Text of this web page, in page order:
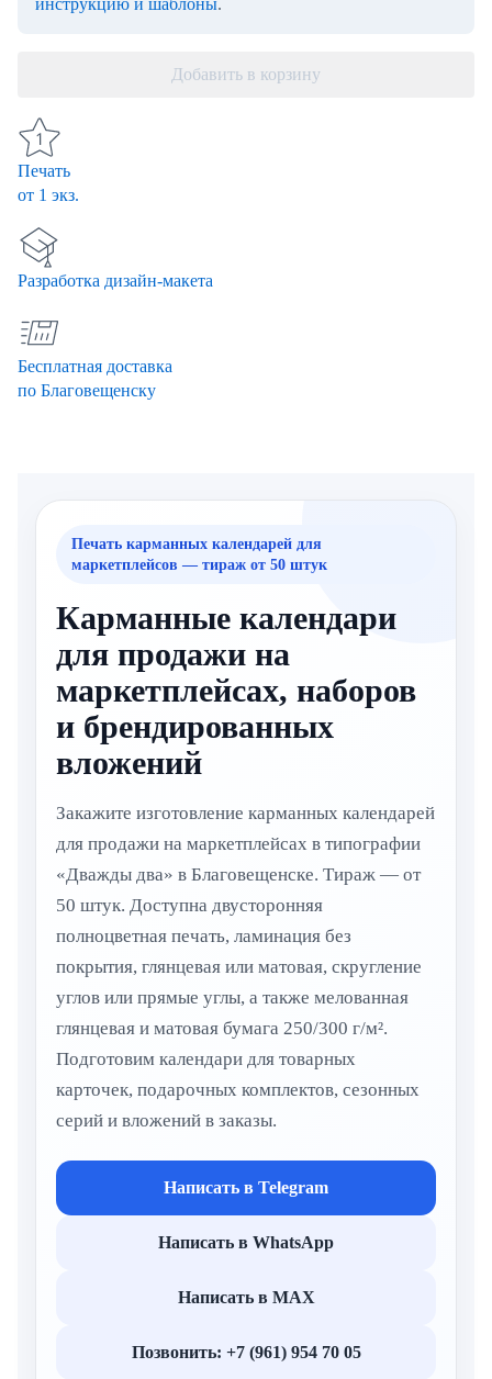
инструкцию и шаблоны.
Добавить в корзину
Печать
от 1 экз.
Разработка дизайн-макета
Бесплатная доставка
по Благовещенску
Печать карманных календарей для
маркетплейсов — тираж от 50 штук
Карманные календари
для продажи на
маркетплейсах, наборов
и брендированных
вложений
Закажите изготовление карманных календарей
для продажи на маркетплейсах в типографии
«Дважды два» в Благовещенске. Тираж — от
50 штук. Доступна двусторонняя
полноцветная печать, ламинация без
покрытия, глянцевая или матовая, скругление
углов или прямые углы, а также мелованная
глянцевая и матовая бумага 250/300 г/м².
Подготовим календари для товарных
карточек, подарочных комплектов, сезонных
серий и вложений в заказы.
Написать в Telegram
Написать в WhatsApp
Написать в MAX
Позвонить: +7 (961) 954 70 05